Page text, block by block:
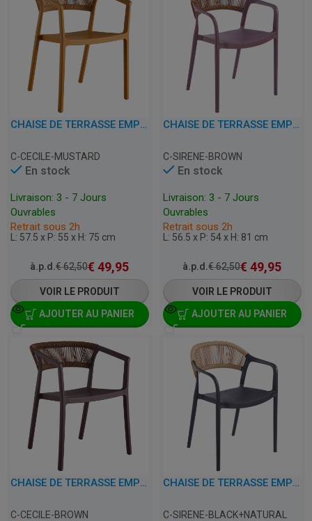
CHAISE DE TERRASSE EMPILABLE AVEC ACCOUDOIRS - CECILE - PLASTIQUE
C-CECILE-MUSTARD
En stock
Livraison: 3 - 7 Jours
Ouvrables
Retrait sous 2h
L: 57.5 x P: 55 x H: 75 cm
à.p.d.€62,50€ 49,95
VOIR LE PRODUIT
AJOUTER AU PANIER
CHAISE DE TERRASSE EMPILABLE AVEC ACCOUDOIRS - SIRENE - PLASTIQUE
C-SIRENE-BROWN
En stock
Livraison: 3 - 7 Jours
Ouvrables
Retrait sous 2h
L: 56.5 x P: 54 x H: 81 cm
à.p.d.€62,50€ 49,95
VOIR LE PRODUIT
AJOUTER AU PANIER
CHAISE DE TERRASSE EMPILABLE AVEC ACCOUDOIRS - CECILE - PLASTIQUE
C-CECILE-BROWN
CHAISE DE TERRASSE EMPILABLE AVEC ACCOUDOIRS - SIRENE - PLASTIQUE
C-SIRENE-BLACK+NATURAL